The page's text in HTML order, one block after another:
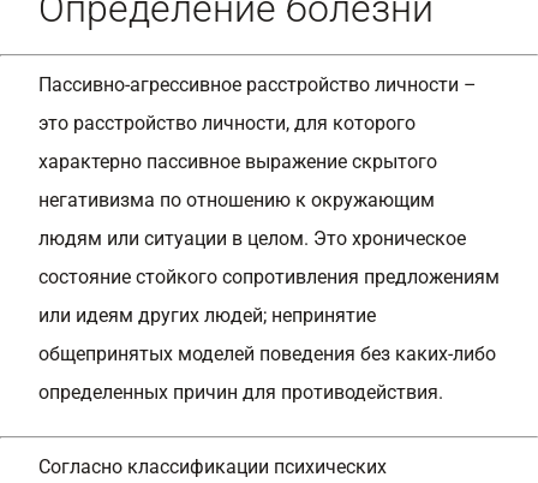
Пассивно-агрессивное расстройство личности –
это расстройство личности, для которого
характерно пассивное выражение скрытого
негативизма по отношению к окружающим
людям или ситуации в целом. Это хроническое
состояние стойкого сопротивления предложениям
или идеям других людей; непринятие
общепринятых моделей поведения без каких-либо
определенных причин для противодействия.
Согласно классификации психических